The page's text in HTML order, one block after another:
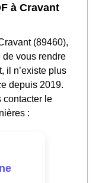
à Cravant
(89460),
de vous rendre
il n’existe plus
depuis 2019.
contacter le
: